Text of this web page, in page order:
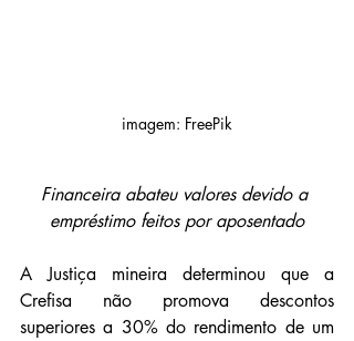
imagem: FreePik
Financeira abateu valores devido a
empréstimo feitos por aposentado
A Justiça mineira determinou que a
Crefisa não promova descontos
superiores a 30% do rendimento de um